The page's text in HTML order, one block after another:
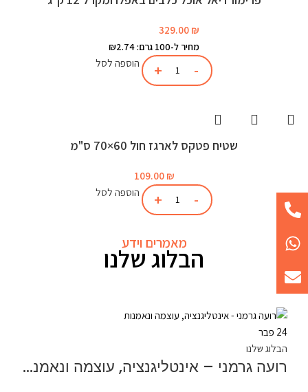
329.00 ₪
מחיר ל-100 גרם: ₪2.74
הוספה לסל
שטיח פטקס לארגז חול 60×70 ס"מ
109.00 ₪
הוספה לסל
מאמרים וידע
הבלוג שלנו
24 פבר
הבלוג שלנו
רועה גרמני – אינטליגנציה, עוצמה ונאמנות